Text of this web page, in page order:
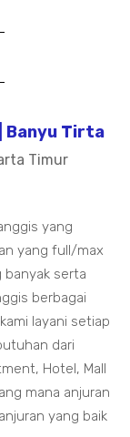
Banyu Tirta
Timur
yang
yang full/max
banyak serta
berbagai
layani setiap
dari
Hotel, Mall
mana anjuran
yang baik